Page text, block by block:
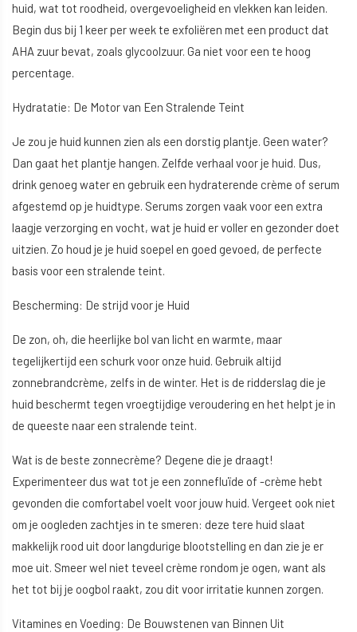
huid, wat tot roodheid, overgevoeligheid en vlekken kan leiden.
Begin dus bij 1 keer per week te exfoliëren met een product dat
AHA zuur bevat, zoals glycoolzuur. Ga niet voor een te hoog
percentage.
Hydratatie: De Motor van Een Stralende Teint
Je zou je huid kunnen zien als een dorstig plantje. Geen water?
Dan gaat het plantje hangen. Zelfde verhaal voor je huid. Dus,
drink genoeg water en gebruik een hydraterende crème of serum
afgestemd op je huidtype. Serums zorgen vaak voor een extra
laagje verzorging en vocht, wat je huid er voller en gezonder doet
uitzien. Zo houd je je huid soepel en goed gevoed, de perfecte
basis voor een stralende teint.
Bescherming: De strijd voor je Huid
De zon, oh, die heerlijke bol van licht en warmte, maar
tegelijkertijd een schurk voor onze huid. Gebruik altijd
zonnebrandcrème, zelfs in de winter. Het is de ridderslag die je
huid beschermt tegen vroegtijdige veroudering en het helpt je in
de queeste naar een stralende teint.
Wat is de beste zonnecrème? Degene die je draagt!
Experimenteer dus wat tot je een zonnefluïde of -crème hebt
gevonden die comfortabel voelt voor jouw huid. Vergeet ook niet
om je oogleden zachtjes in te smeren: deze tere huid slaat
makkelijk rood uit door langdurige blootstelling en dan zie je er
moe uit. Smeer wel niet teveel crème rondom je ogen, want als
het tot bij je oogbol raakt, zou dit voor irritatie kunnen zorgen.
Vitamines en Voeding: De Bouwstenen van Binnen Uit